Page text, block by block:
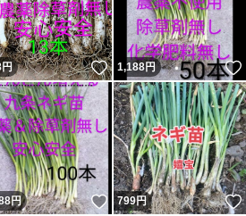
ね！
円 いいね！
1,188円
！
円 いいね！
799円